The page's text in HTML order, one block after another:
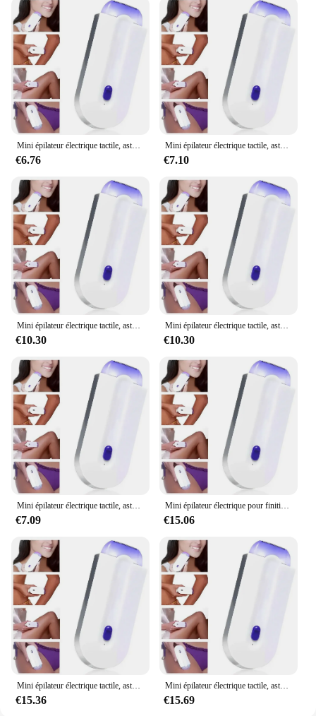
Mini épilateur électrique tactile, aste, élimine indolore le corps et le visage
€6.76
Mini épilateur électrique tactile, aste, élimine indolore le corps et le visage
€7.10
Mini épilateur électrique tactile, aste, élimine indolore le corps et le visage
€10.30
Mini épilateur électrique tactile, aste, élimine indolore le corps et le visage
€10.30
€7.09
Mini épilateur électrique pour finition tactile, aste, élimine indolore le corps et le visage
€15.06
€15.36
Mini épilateur électrique tactile, aste, élimine indolore le corps et le visage
€15.69